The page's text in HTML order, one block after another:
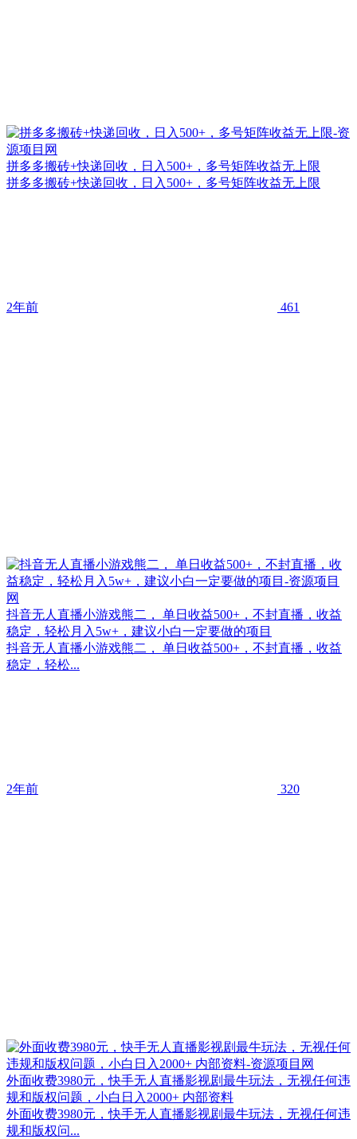
拼多多搬砖+快递回收，日入500+，多号矩阵收益无上限
拼多多搬砖+快递回收，日入500+，多号矩阵收益无上限
2年前 461
抖音无人直播小游戏熊二， 单日收益500+，不封直播，收益
稳定，轻松月入5w+，建议小白一定要做的项目
抖音无人直播小游戏熊二， 单日收益500+，不封直播，收益
稳定，轻松...
2年前 320
外面收费3980元，快手无人直播影视剧最牛玩法，无视任何违
规和版权问题，小白日入2000+ 内部资料
外面收费3980元，快手无人直播影视剧最牛玩法，无视任何违
规和版权问...